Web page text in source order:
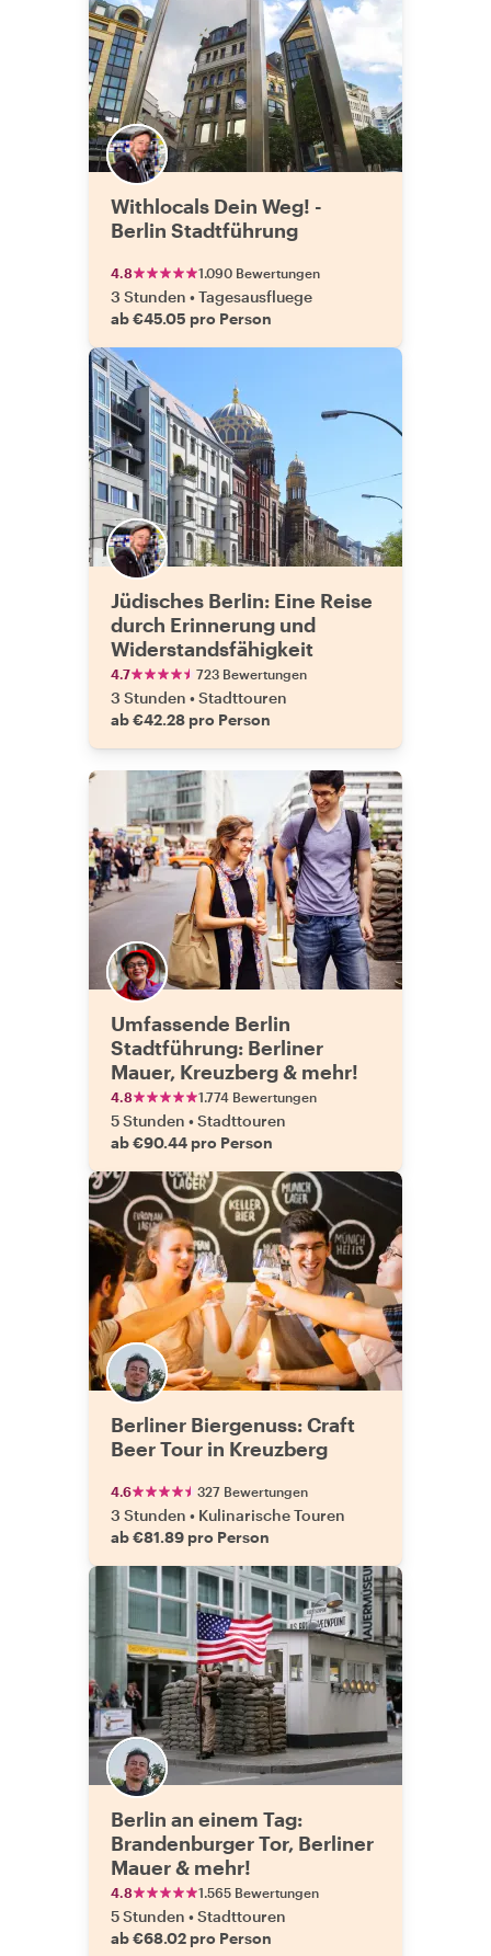
Withlocals Dein Weg! -
Berlin Stadtführung
4.8 1.090 Bewertungen
3 Stunden •Tagesausfluege
ab €45.05 pro Person
Jüdisches Berlin: Eine Reise
durch Erinnerung und
Widerstandsfähigkeit
4.7 723 Bewertungen
3 Stunden •Stadttouren
ab €42.28 pro Person
Umfassende Berlin
Stadtführung: Berliner
Mauer, Kreuzberg & mehr!
4.8 1.774 Bewertungen
5 Stunden •Stadttouren
ab €90.44 pro Person
Berliner Biergenuss: Craft
Beer Tour in Kreuzberg
4.6 327 Bewertungen
3 Stunden • Kulinarische Touren
ab €81.89 pro Person
Berlin an einem Tag:
Brandenburger Tor, Berliner
Mauer & mehr!
4.8 1.565 Bewertungen
5 Stunden •Stadttouren
ab €68.02 pro Person